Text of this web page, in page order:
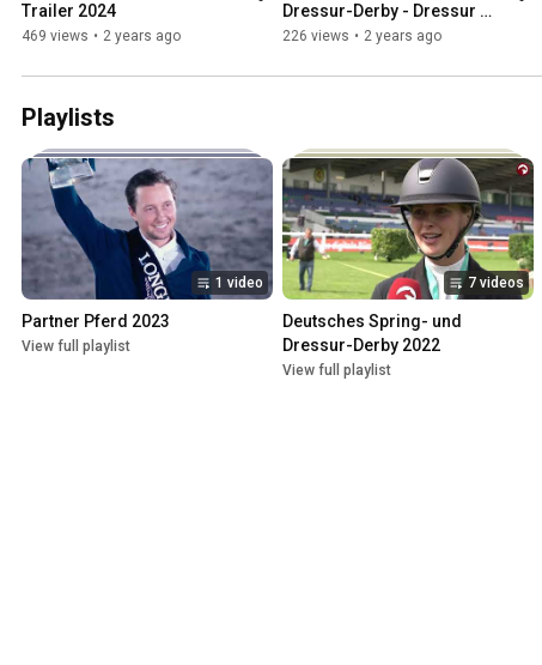
Trailer 2024
469 views • 2 years ago
Dressur-Derby - Dressur
VIP Bereich
226 views • 2 years ago
Playlists
1 video
Partner Pferd 2023
View full playlist
7 videos
Deutsches Spring- und
Dressur-Derby 2022
View full playlist